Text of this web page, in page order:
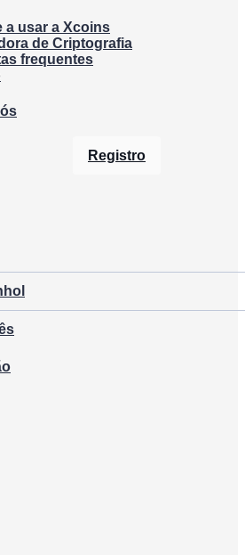
a usar a Xcoins
de Criptografia
frequentes
Registro